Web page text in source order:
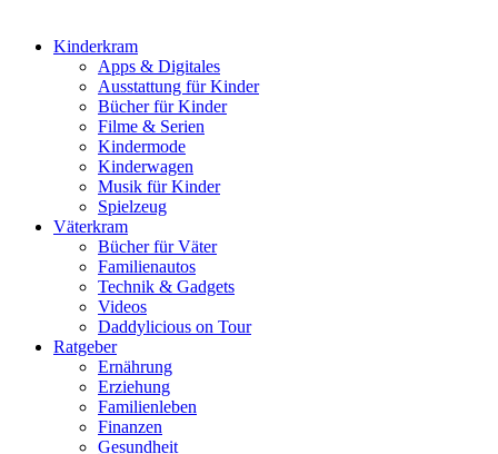
Kinderkram
Apps & Digitales
Ausstattung für Kinder
Bücher für Kinder
Filme & Serien
Kindermode
Kinderwagen
Musik für Kinder
Spielzeug
Väterkram
Bücher für Väter
Familienautos
Technik & Gadgets
Videos
Daddylicious on Tour
Ratgeber
Ernährung
Erziehung
Familienleben
Finanzen
Gesundheit